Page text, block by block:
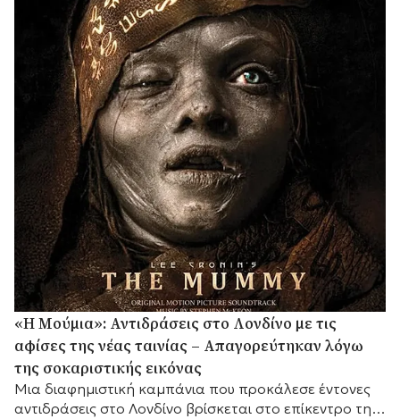
«Η Μούμια»: Αντιδράσεις στο Λονδίνο με τις
αφίσες της νέας ταινίας – Απαγορεύτηκαν λόγω
της σοκαριστικής εικόνας
Μια διαφημιστική καμπάνια που προκάλεσε έντονες
αντιδράσεις στο Λονδίνο βρίσκεται στο επίκεντρο της